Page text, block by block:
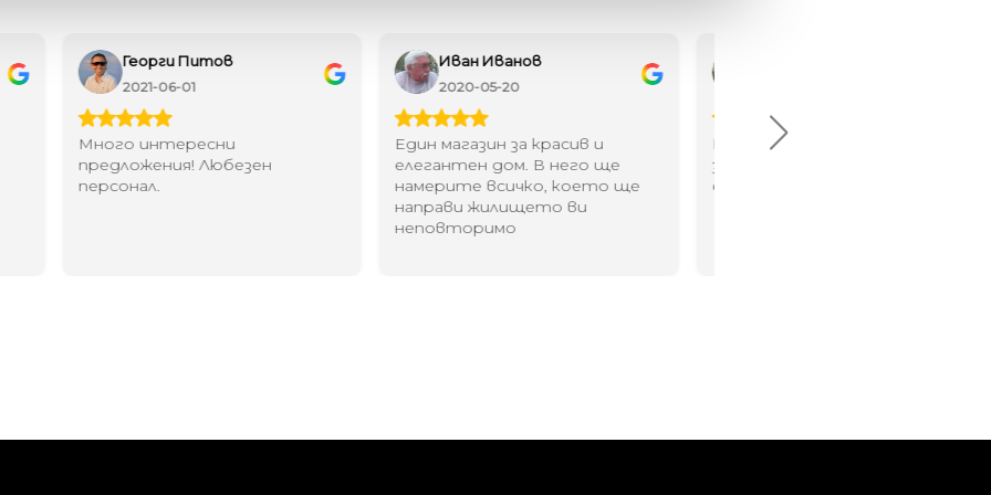
Иван Иванов
2020-05-20
Един магазин за красив и
елегантен дом. В него ще
намерите всичко, което ще
Ивелина Линковска
2018-08-10
Най-доброто място в града
за домашен декор - уникално и
стилно
Хареса ми